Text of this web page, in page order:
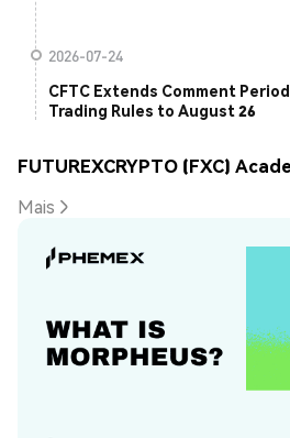
2026-07-24
CFTC Extends Comment
Trading Rules to August 26
FUTUREXCRYPTO (FXC)
Mais